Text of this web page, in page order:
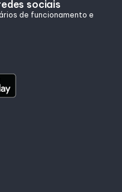
sociais
de funcionamento e